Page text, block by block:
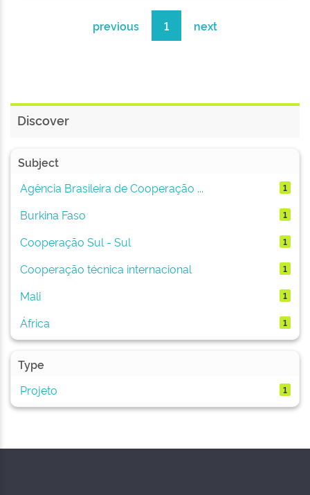
previous 1 next
Discover
Subject
Agência Brasileira de Cooperação ...
1
Burkina Faso 1
Cooperação Sul - Sul 1
Cooperação técnica internacional 1
Mali 1
África 1
Type
Projeto
1